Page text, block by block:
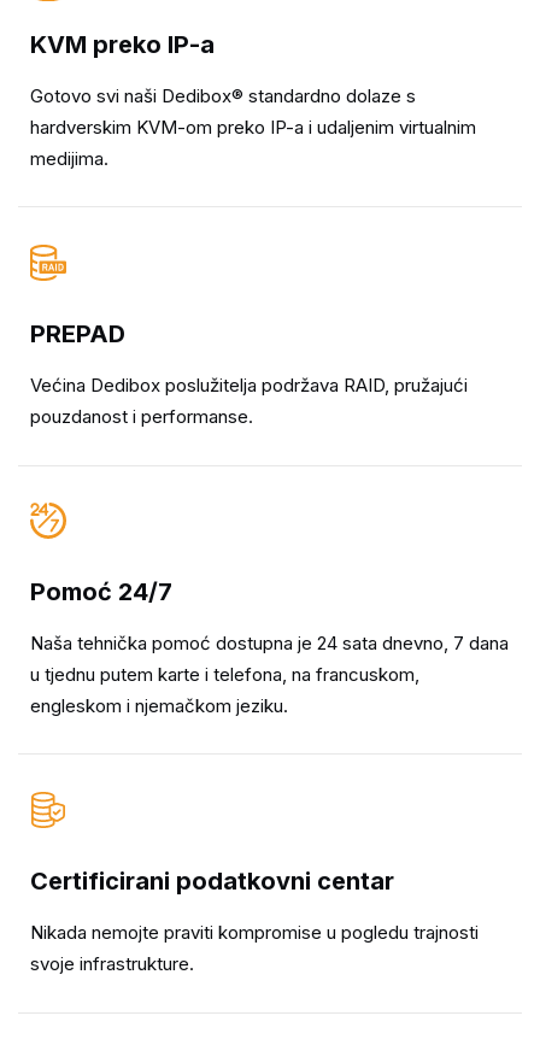
KVM preko IP-a
Gotovo svi naši Dedibox® standardno dolaze s
hardverskim KVM-om preko IP-a i udaljenim virtualnim
medijima.
PREPAD
Većina Dedibox poslužitelja podržava RAID, pružajući
pouzdanost i performanse.
Pomoć 24/7
Naša tehnička pomoć dostupna je 24 sata dnevno, 7 dana
u tjednu putem karte i telefona, na francuskom,
engleskom i njemačkom jeziku.
Certificirani podatkovni centar
Nikada nemojte praviti kompromise u pogledu trajnosti
svoje infrastrukture.